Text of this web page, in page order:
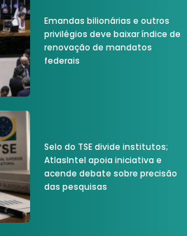
Emandas bilionárias e outros
privilégios deve baixar índice de
renovação de mandatos
federais
Selo do TSE divide institutos;
AtlasIntel apoia iniciativa e
acende debate sobre precisão
das pesquisas